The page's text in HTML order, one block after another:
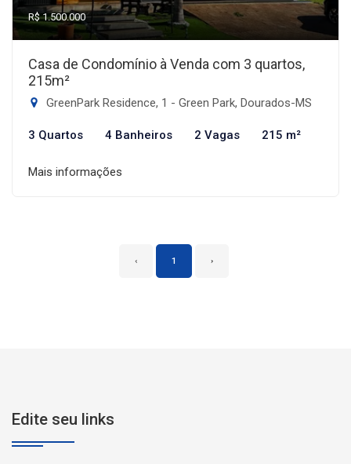
R$ 1.500.000
Casa de Condomínio à Venda com 3 quartos,
215m²
GreenPark Residence, 1 - Green Park, Dourados-MS
3 Quartos 4 Banheiros 2 Vagas 215 m²
Mais informações
‹ 1 ›
Edite seu links